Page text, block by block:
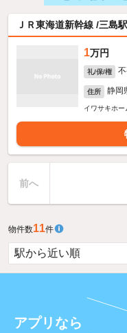
ＪＲ東海道新幹線 /三島
1万円
礼/保/権
住所 静岡
イワサキホ
前へ
物件数11件
アプリなら